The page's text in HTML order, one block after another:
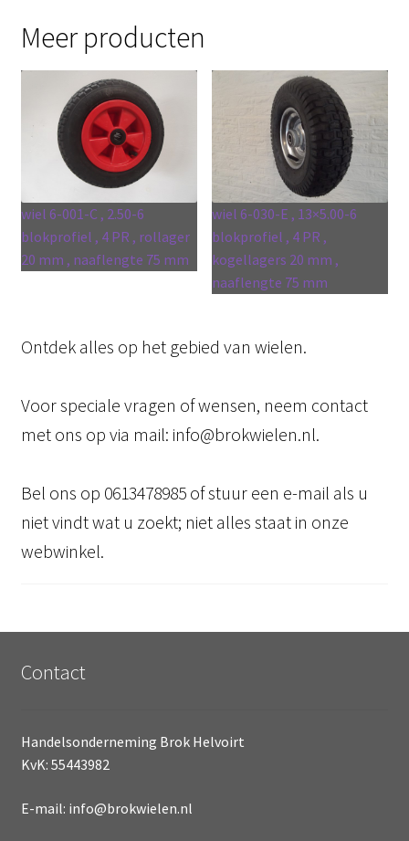
Meer producten
wiel 6-001-C , 2.50-6
blokprofiel , 4 PR , rollager
20 mm , naaflengte 75 mm
wiel 6-030-E , 13×5.00-6
blokprofiel , 4 PR ,
kogellagers 20 mm ,
naaflengte 75 mm
Ontdek alles op het gebied van wielen.
Voor speciale vragen of wensen, neem contact
met ons op via mail: info@brokwielen.nl.
Bel ons op 0613478985 of stuur een e-mail als u
niet vindt wat u zoekt; niet alles staat in onze
webwinkel.
Contact
Handelsonderneming Brok Helvoirt
KvK: 55443982
E-mail: info@brokwielen.nl